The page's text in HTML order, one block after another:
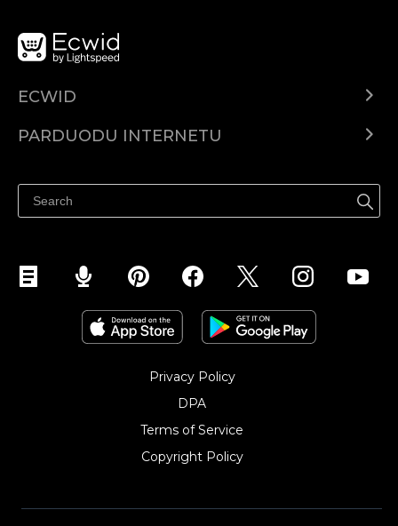
ECWID
Kainodara
PARDUODU INTERNETU
Parduodu Facebook
Parduodu Instagram
Privacy Policy
DPA
Terms of Service
Copyright Policy‎